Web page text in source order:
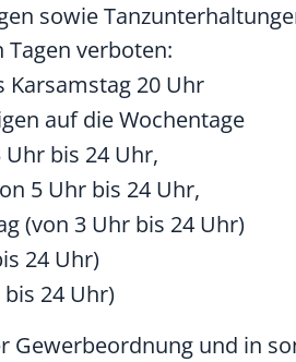
sowie
verboten:
20 Uhr
auf die Wochentage
bis 24 Uhr,
5 Uhr bis 24 Uhr,
(von 3 Uhr bis 24 Uhr)
24 Uhr)
24 Uhr)
Gewerbeordnung und in